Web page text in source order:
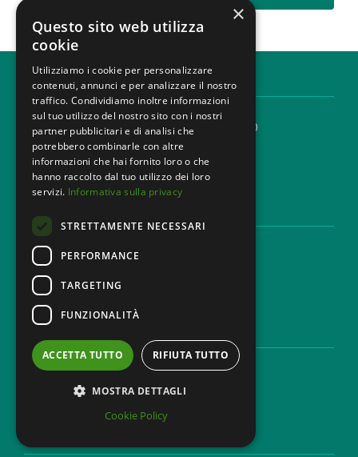
MONDINI BONORA GINEVRA
Corso di Porta Vittoria, 5 Milano
T. +39 02 777351 F. +39 02 784510
info@mbg.legal
Cookie Policy
Codice Etico
×
Questo sito web utilizza
cookie
Utilizziamo i cookie per personalizzare
contenuti, annunci e per analizzare il nostro
traffico. Condividiamo inoltre informazioni
sul tuo utilizzo del nostro sito con i nostri
partner pubblicitari e di analisi che
potrebbero combinarle con altre
informazioni che hai fornito loro o che
hanno raccolto dal tuo utilizzo dei loro
servizi. Informativa sulla privacy
STRETTAMENTE NECESSARI
PERFORMANCE
TARGETING
FUNZIONALITÀ
ACCETTA TUTTO RIFIUTA TUTTO
MOSTRA DETTAGLI
Cookie Policy